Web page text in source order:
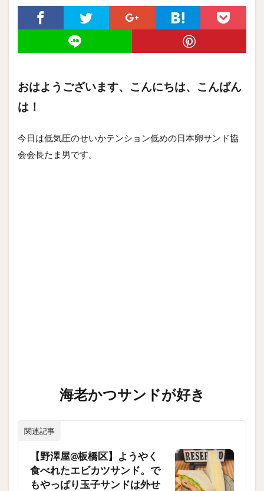
おはようございます、こんにちは、こんばん
は！
今日は低気圧のせいかテンション低めの日本卵サンド協
会会長たま男です。
海老かつサンドが好き
関連記事
【野澤屋@板橋区】ようやく
食べれたエビカツサンド。で
もやっぱり玉子サンドは外せ